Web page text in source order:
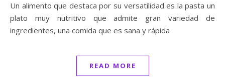
Un alimento que destaca por su versatilidad es la pasta un
plato muy nutritivo que admite gran variedad de
ingredientes, una comida que es sana y rápida
READ MORE